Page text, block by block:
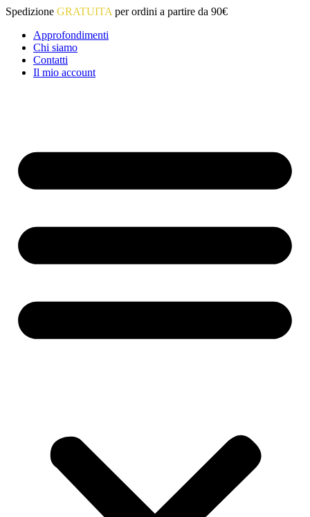
Vai
contenuto
Spedizione GRATUITA per ordini a partire da 90€
Approfondimenti
Chi siamo
Contatti
Il mio account